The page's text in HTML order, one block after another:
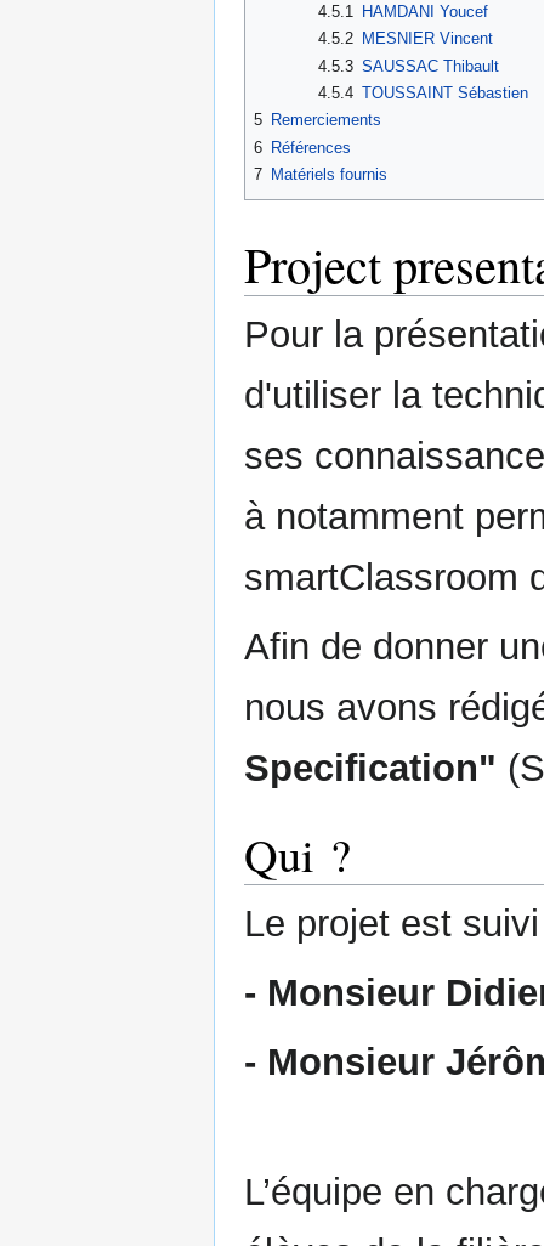
4.5.1
HAMDANI Youcef
4.5.2 MESNIER Vincent
4.5.3 SAUSSAC Thibault
4.5.4 TOUSSAINT Sébastien
5 Remerciements
6 Références
7 Matériels fournis
Project
Pour la
d'utiliser la
ses
à notamment
smartClassroom
Afin de donner
nous avons
Specification"
Qui ?
Le projet est
- Monsieur
- Monsieur
L’équipe en